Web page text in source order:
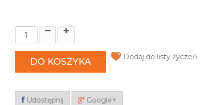
DO KOSZYKA Dodaj do listy życzeń
Udostępnij Google+